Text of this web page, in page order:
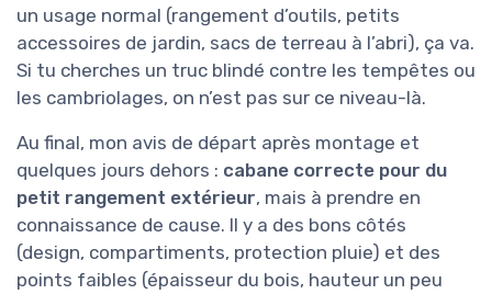
un usage normal (rangement d’outils, petits
accessoires de jardin, sacs de terreau à l’abri), ça va.
Si tu cherches un truc blindé contre les tempêtes ou
les cambriolages, on n’est pas sur ce niveau-là.
Au final, mon avis de départ après montage et
quelques jours dehors : cabane correcte pour du
petit rangement extérieur, mais à prendre en
connaissance de cause. Il y a des bons côtés
(design, compartiments, protection pluie) et des
points faibles (épaisseur du bois, hauteur un peu